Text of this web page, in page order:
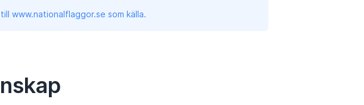
www.nationalflaggor.se som källa.